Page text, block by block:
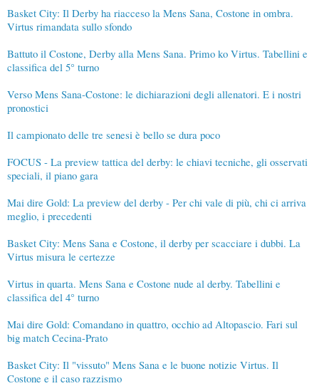
Basket City: Il Derby ha riacceso la Mens Sana, Costone in ombra.
Virtus rimandata sullo sfondo
Battuto il Costone, Derby alla Mens Sana. Primo ko Virtus. Tabellini e
classifica del 5° turno
Verso Mens Sana-Costone: le dichiarazioni degli allenatori. E i nostri
pronostici
Il campionato delle tre senesi è bello se dura poco
FOCUS - La preview tattica del derby: le chiavi tecniche, gli osservati
speciali, il piano gara
Mai dire Gold: La preview del derby - Per chi vale di più, chi ci arriva
meglio, i precedenti
Basket City: Mens Sana e Costone, il derby per scacciare i dubbi. La
Virtus misura le certezze
Virtus in quarta. Mens Sana e Costone nude al derby. Tabellini e
classifica del 4° turno
Mai dire Gold: Comandano in quattro, occhio ad Altopascio. Fari sul
big match Cecina-Prato
Basket City: Il "vissuto" Mens Sana e le buone notizie Virtus. Il
Costone e il caso razzismo